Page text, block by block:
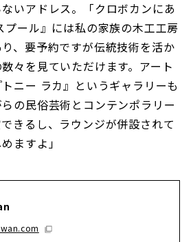
いアドレス。「クロボカンにあ
プール』には私の家族の木工工房
、要予約ですが伝統技術を活か
々を見ていただけます。アート
ニー ラカ』というギャラリーも
の民俗芸術とコンテンポラリー
きるし、ラウンジが併設されて
ますよ」